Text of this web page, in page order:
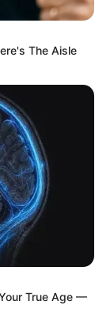
The Aisle
True Age —